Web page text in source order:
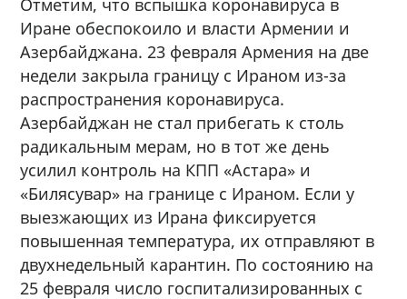
Отметим, что вспышка коронавируса в
Иране обеспокоило и власти Армении и
Азербайджана. 23 февраля Армения на две
недели закрыла границу с Ираном из-за
распространения коронавируса.
Азербайджан не стал прибегать к столь
радикальным мерам, но в тот же день
усилил контроль на КПП «Астара» и
«Билясувар» на границе с Ираном. Если у
выезжающих из Ирана фиксируется
повышенная температура, их отправляют в
двухнедельный карантин. По состоянию на
25 февраля число госпитализированных с